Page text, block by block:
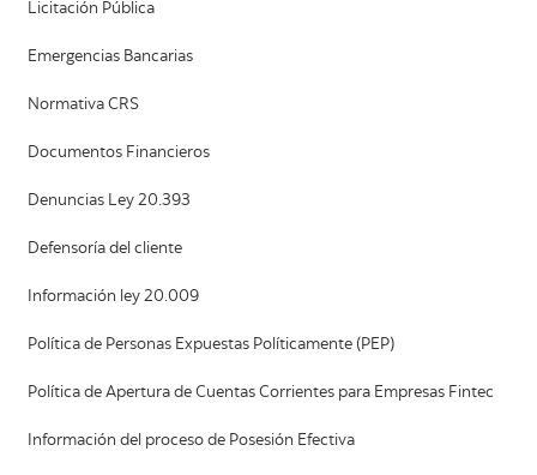
Licitación Pública
Emergencias Bancarias
Normativa CRS
Documentos Financieros
Denuncias Ley 20.393
Defensoría del cliente
Información ley 20.009
Política de Personas Expuestas Políticamente (PEP)
Política de Apertura de Cuentas Corrientes para Empresas Fintec
Información del proceso de Posesión Efectiva